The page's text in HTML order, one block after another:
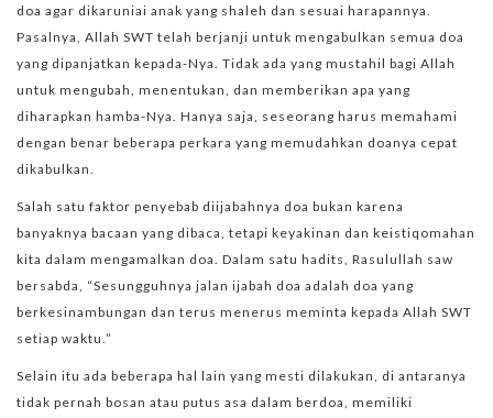
doa agar dikaruniai anak yang shaleh dan sesuai harapannya.
Pasalnya, Allah SWT telah berjanji untuk mengabulkan semua doa
yang dipanjatkan kepada-Nya. Tidak ada yang mustahil bagi Allah
untuk mengubah, menentukan, dan memberikan apa yang
diharapkan hamba-Nya. Hanya saja, seseorang harus memahami
dengan benar beberapa perkara yang memudahkan doanya cepat
dikabulkan.
Salah satu faktor penyebab diijabahnya doa bukan karena
banyaknya bacaan yang dibaca, tetapi keyakinan dan keistiqomahan
kita dalam mengamalkan doa. Dalam satu hadits, Rasulullah saw
bersabda, “Sesungguhnya jalan ijabah doa adalah doa yang
berkesinambungan dan terus menerus meminta kepada Allah SWT
setiap waktu.”
Selain itu ada beberapa hal lain yang mesti dilakukan, di antaranya
tidak pernah bosan atau putus asa dalam berdoa, memiliki